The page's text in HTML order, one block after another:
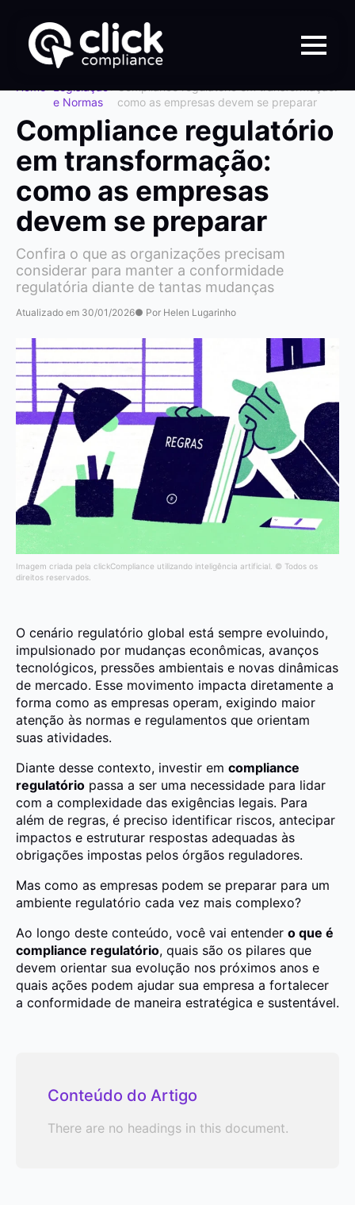
e Normas
como as empresas devem se preparar
Compliance regulatório
em transformação:
como as empresas
devem se preparar
Confira o que as organizações precisam
considerar para manter a conformidade
regulatória diante de tantas mudanças
Atualizado em 30/01/2026● Por Helen Lugarinho
Imagem criada pela clickCompliance utilizando inteligência artificial. © Todos os
direitos reservados.
O cenário regulatório global está sempre evoluindo,
impulsionado por mudanças econômicas, avanços
tecnológicos, pressões ambientais e novas dinâmicas
de mercado. Esse movimento impacta diretamente a
forma como as empresas operam, exigindo maior
atenção às normas e regulamentos que orientam
suas atividades.
Diante desse contexto, investir em compliance
regulatório passa a ser uma necessidade para lidar
com a complexidade das exigências legais. Para
além de regras, é preciso identificar riscos, antecipar
impactos e estruturar respostas adequadas às
obrigações impostas pelos órgãos reguladores.
Mas como as empresas podem se preparar para um
ambiente regulatório cada vez mais complexo?
Ao longo deste conteúdo, você vai entender o que é
compliance regulatório, quais são os pilares que
devem orientar sua evolução nos próximos anos e
quais ações podem ajudar sua empresa a fortalecer
a conformidade de maneira estratégica e sustentável.
Conteúdo do Artigo
There are no headings in this document.